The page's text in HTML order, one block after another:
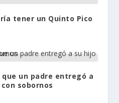
tener un Quinto Pico
un padre entregó a
sobornos